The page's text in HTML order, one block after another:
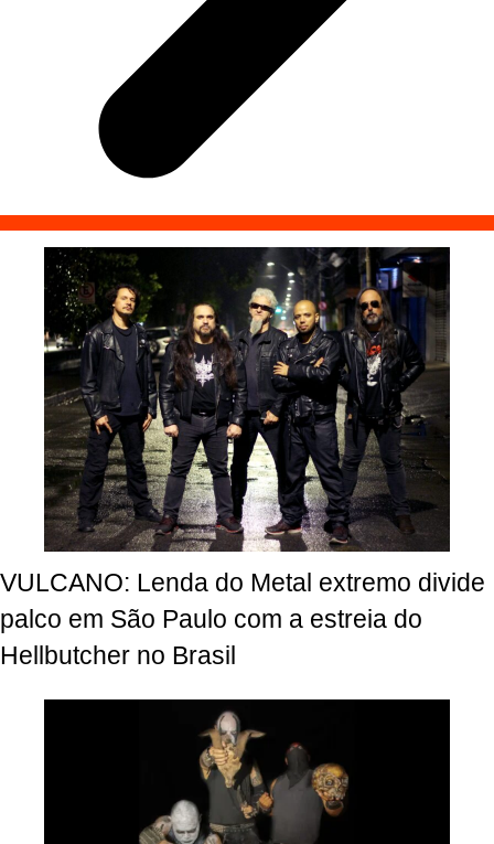
VULCANO: Lenda do Metal extremo divide
palco em São Paulo com a estreia do
Hellbutcher no Brasil